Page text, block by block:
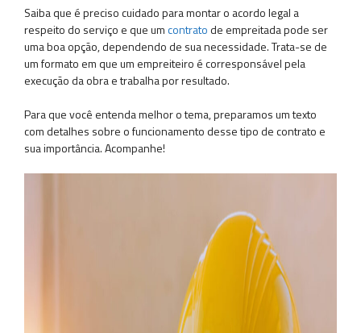
Saiba que é preciso cuidado para montar o acordo legal a
respeito do serviço e que umcontratode empreitada pode ser
uma boa opção, dependendo de sua necessidade. Trata-se de
um formato em que um empreiteiro é corresponsável pela
execução da obra e trabalha por resultado.
Para que você entenda melhor o tema, preparamos um texto
com detalhes sobre o funcionamento desse tipo de contrato e
sua importância. Acompanhe!